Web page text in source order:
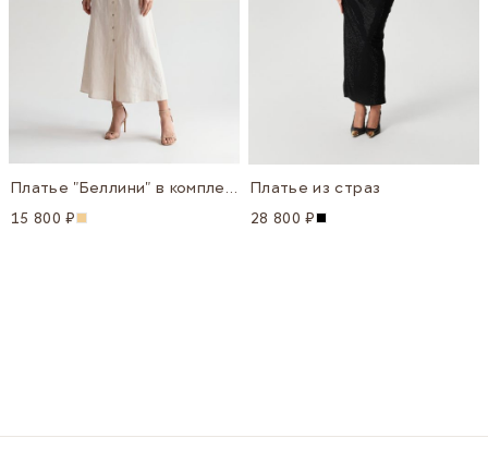
Платье "Беллини" в комплекте с поясом
15 800 ₽
Платье из страз
28 800 ₽